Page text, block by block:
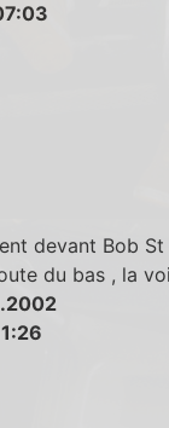
devant Bob
du bas , la